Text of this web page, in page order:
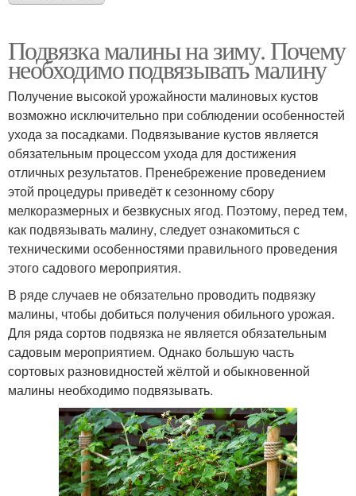
Подвязка малины на зиму. Почему
необходимо подвязывать малину
Получение высокой урожайности малиновых кустов
возможно исключительно при соблюдении особенностей
ухода за посадками. Подвязывание кустов является
обязательным процессом ухода для достижения
отличных результатов. Пренебрежение проведением
этой процедуры приведёт к сезонному сбору
мелкоразмерных и безвкусных ягод. Поэтому, перед тем,
как подвязывать малину, следует ознакомиться с
техническими особенностями правильного проведения
этого садового мероприятия.
В ряде случаев не обязательно проводить подвязку
малины, чтобы добиться получения обильного урожая.
Для ряда сортов подвязка не является обязательным
садовым мероприятием. Однако большую часть
сортовых разновидностей жёлтой и обыкновенной
малины необходимо подвязывать.